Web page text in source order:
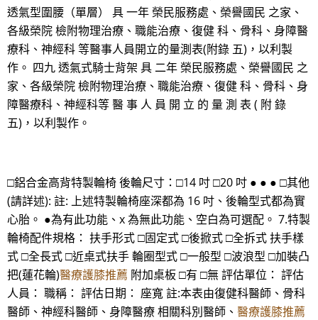
透氣型圍腰（單層） 具 一年 榮民服務處、榮譽國民 之家、
各級榮院 檢附物理治療、職能治療、復健 科、骨科、身障醫
療科、神經科 等醫事人員開立的量測表(附錄 五)，以利製
作。 四九 透氣式騎士背架 具 二年 榮民服務處、榮譽國民 之
家、各級榮院 檢附物理治療、職能治療、復健 科、骨科、身
障醫療科、神經科等 醫 事 人 員 開 立 的 量 測 表 ( 附 錄
五)，以利製作。
□鋁合金高背特製輪椅 後輪尺寸：□14 吋 □20 吋 ● ● ● □其他
(請詳述): 註: 上述特製輪椅座深都為 16 吋、後輪型式都為實
心胎。 ●為有此功能、x 為無此功能、空白為可選配。 7.特製
輪椅配件規格： 扶手形式 □固定式 □後掀式 □全拆式 扶手樣
式 □全長式 □近桌式扶手 輪圈型式 □一般型 □波浪型 □加裝凸
把(蓮花輪)醫療護膝推薦 附加桌板 □有 □無 評估單位： 評估
人員： 職稱： 評估日期： 座寬 註:本表由復健科醫師、骨科
醫師、神經科醫師、身障醫療 相關科別醫師、 醫療護膝推薦